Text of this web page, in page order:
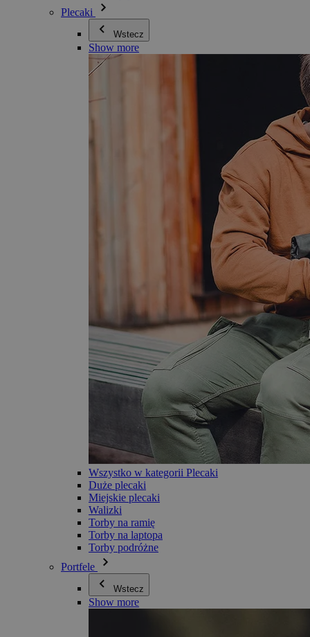
Plecaki
Wstecz
Show more
Wszystko w kategorii Plecaki
Duże plecaki
Miejskie plecaki
Walizki
Torby na ramię
Torby na laptopa
Torby podróżne
Portfele
Wstecz
Show more